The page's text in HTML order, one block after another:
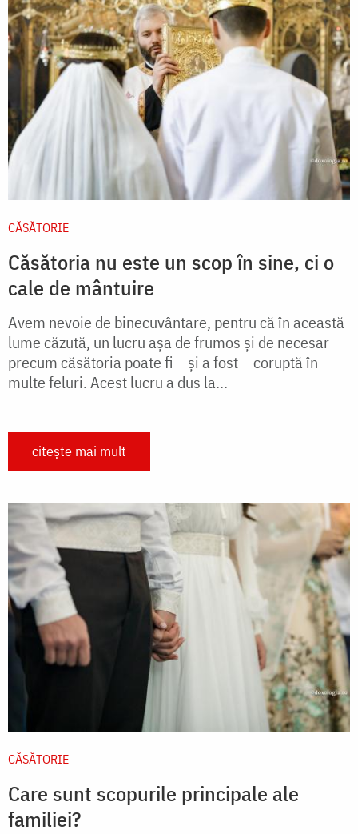
CĂSĂTORIE
Căsătoria nu este un scop în sine, ci o
cale de mântuire
Avem nevoie de binecuvântare, pentru că în această
lume căzută, un lucru așa de frumos și de necesar
precum căsătoria poate fi – și a fost – coruptă în
multe feluri. Acest lucru a dus la...
citește mai mult
CĂSĂTORIE
Care sunt scopurile principale ale
familiei?